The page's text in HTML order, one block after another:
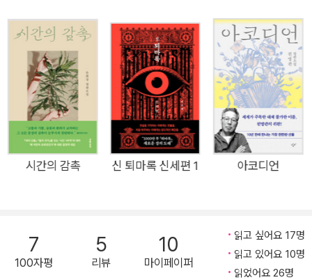
한몽》(1987) 《산 너머 남촌》(1990) 《내 몸은 너무 오래 서 있거
나 걸어왔다》 등이 있다. 한국창작문학상, 한국문학작가상, 요산
문학상, 흙의 문예상, 펜문학상, 서라벌문학상, 농민문화상, 만해
문학상을 수상했으며, 신동엽창작기금과 춘강문예창작기금 수혜
자로 선정되었다.
을 받을 만한 시리즈이다. 한국전쟁 이후 사회의 모순과 폭력을
글로써 치열하게 살아내며, 한편으로 인간의 근원적 욕망과 인류
사적 과제를 놀라운 감각으로 그려낸 한국 문학사의 문제작들이
한데 모였다. 의미적 측면뿐 아니라 대중적으로도 폭넓은 독자들
에게 깊이 사랑받으며 지금까지 중쇄를 거듭해온 문학과지성사
의 수작들이다. 1차분 도서로 선정된 이 여섯 권의 소설은 엄격한
정본 작업과 개정을 거쳐 세련된 장정으로 새롭게 태어났다. 지난
20여 년간 간행되어온 <문학과지성 소설 명작선> 도서 중 일부
낼 준비를 마쳤다. 우리 사회 가장 깊은 곳에 마르지 않는 언어의
샘을 마련할 <문지클래식>의 앞날을 기대해본다. 문지클래식 1
시간의 감촉 신 퇴마록 신세편 1 아코디언
7
100자평
5
리뷰
10
마이페이퍼
읽고 싶어요 17명
읽고 있어요 10명
읽었어요 26명